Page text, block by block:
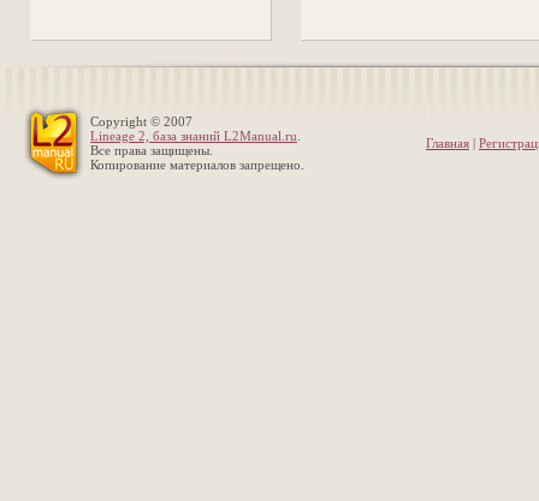
Copyright © 2007
Lineage 2, база знаний L2Manual.ru
Все права защищены.
Копирование материалов запрещено.
Главная |